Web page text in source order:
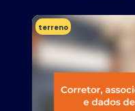
terreno